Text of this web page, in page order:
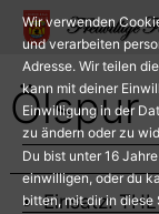
Zum
Inhalt
springen
Ölspur
Einsatz: THL
Wir verwenden
und verarbeiten
Adresse. Wir teilen
kann mit deiner
Einwilligung in der
zu ändern oder zu
Du bist unter 16
einwilligen, oder du
bitten, mit dir in